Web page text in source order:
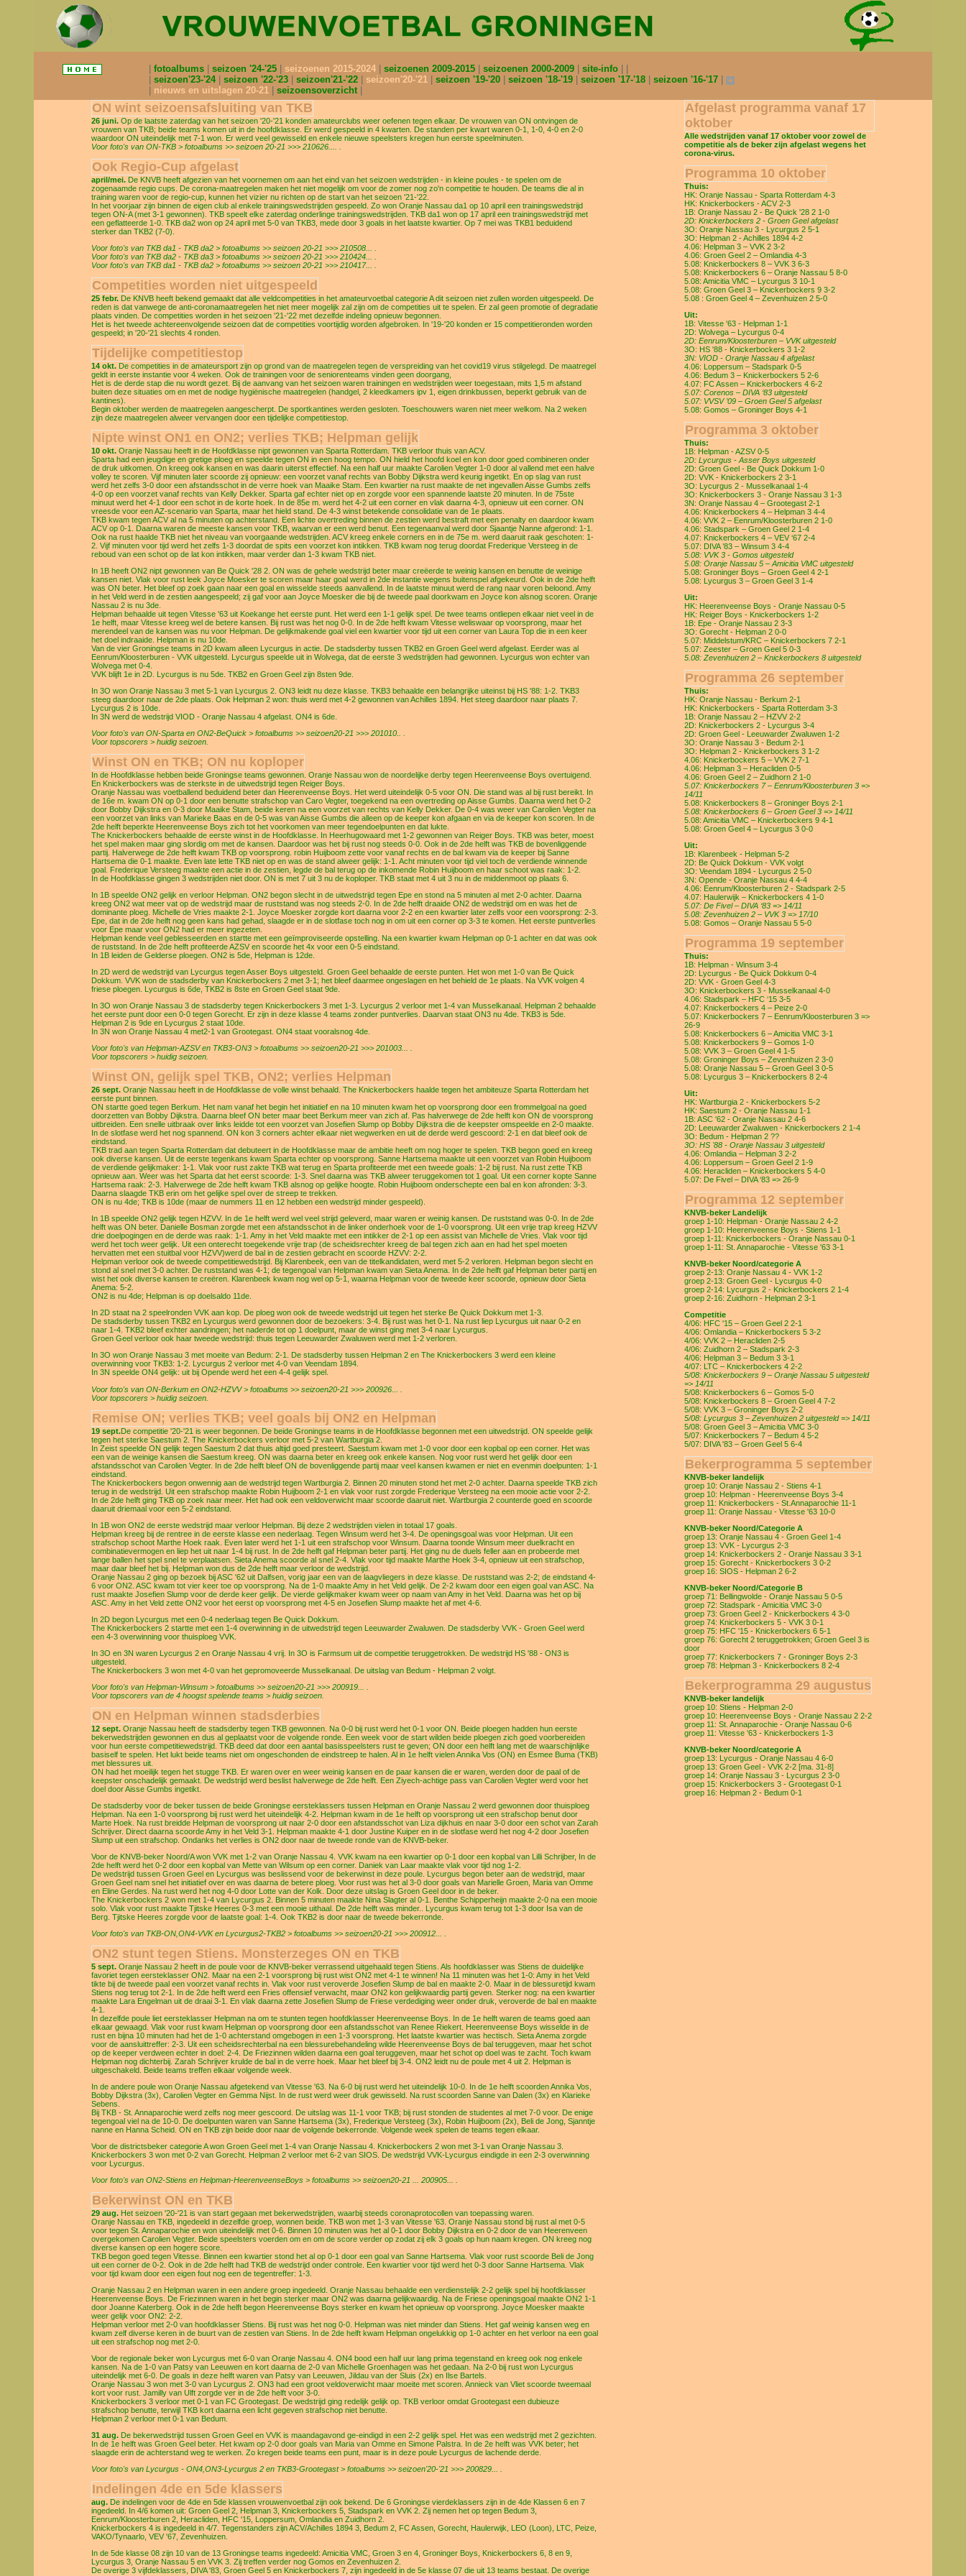
fotoalbums seizoen '24-'25 seizoenen 2015-2024 seizoenen 2009-2015 seizoenen 2000-2009
site-info
seizoen'23-'24
seizoen '22-'23 seizoen'21-'22 seizoen'20-'21 seizoen '19-'20 seizoen '18-'19 seizoen '17-'18
seizoen '16-'17
nieuws en uitslagen 20-21
seizoensoverzicht
ON wint seizoensafsluiting van TKB
26 juni. Op de laatste zaterdag van het seizoen '20-'21 konden amateurclubs weer oefenen tegen elkaar. De vrouwen van ON ontvingen de
vrouwen van TKB; beide teams komen uit in de hoofdklasse. Er werd gespeeld in 4 kwarten. De standen per kwart waren 0-1, 1-0, 4-0 en 2-0
waardoor ON uiteindelijk met 7-1 won. Er werd veel gewisseld en enkele nieuwe speelsters kregen hun eerste speelminuten.
Voor foto's van ON-TKB > fotoalbums >> seizoen 20-21 >>> 210626.... .
Ook Regio-Cup afgelast
april/mei. De KNVB heeft afgezien van het voornemen om aan het eind van het seizoen wedstrijden - in kleine poules - te spelen om de
zogenaamde regio cups. De corona-maatregelen maken het niet mogelijk om voor de zomer nog zo'n competitie te houden. De teams die al in
training waren voor de regio-cup, kunnen het vizier nu richten op de start van het seizoen '21-'22.
In het voorjaar zijn binnen de eigen club al enkele trainingswedstrijden gespeeld. Zo won Oranje Nassau da1 op 10 april een trainingswedstrijd
tegen ON-A (met 3-1 gewonnen). TKB speelt elke zaterdag onderlinge trainingswedstrijden. TKB da1 won op 17 april een trainingswedstrijd met
een geflatteerde 1-0. TKB da2 won op 24 april met 5-0 van TKB3, mede door 3 goals in het laatste kwartier. Op 7 mei was TKB1 beduidend
sterker dan TKB2 (7-0).
Voor foto's van TKB da1 - TKB da2 > fotoalbums >> seizoen 20-21 >>> 210508... .
Voor foto's van TKB da2 - TKB da3 > fotoalbums >> seizoen 20-21 >>> 210424... .
Voor foto's van TKB da1 - TKB da2 > fotoalbums >> seizoen 20-21 >>> 210417... .
Competities worden niet uitgespeeld
25 febr. De KNVB heeft bekend gemaakt dat alle veldcompetities in het amateurvoetbal categorie A dit seizoen niet zullen worden uitgespeeld. De
reden is dat vanwege de anti-coronamaatregelen het niet meer mogelijk zal zijn om de competities uit te spelen. Er zal geen promotie of degradatie
plaats vinden. De competities worden in het seizoen '21-'22 met dezelfde indeling opnieuw begonnen.
Het is het tweede achtereenvolgende seizoen dat de competities voortijdig worden afgebroken. In '19-'20 konden er 15 competitieronden worden
gespeeld; in '20-'21 slechts 4 ronden.
Tijdelijke competitiestop
14 okt. De competities in de amateursport zijn op grond van de maatregelen tegen de verspreiding van het covid19 virus stilgelegd. De maatregel
geldt in eerste instantie voor 4 weken. Ook de trainingen voor de seniorenteams vinden geen doorgang,
Het is de derde stap die nu wordt gezet. Bij de aanvang van het seizoen waren trainingen en wedstrijden weer toegestaan, mits 1,5 m afstand
buiten deze situaties om en met de nodige hygiënische maatregelen (handgel, 2 kleedkamers ipv 1, eigen drinkbussen, beperkt gebruik van de
kantines).
Begin oktober werden de maatregelen aangescherpt. De sportkantines werden gesloten. Toeschouwers waren niet meer welkom. Na 2 weken
zijn deze maatregelen alweer vervangen door een tijdelijke competitiestop.
Nipte winst ON1 en ON2; verlies TKB; Helpman gelijk
10 okt. Oranje Nassau heeft in de Hoofdklasse nipt gewonnen van Sparta Rotterdam. TKB verloor thuis van ACV.
Sparta had een jeugdige en gretige ploeg en speelde tegen ON in een hoog tempo. ON hield het hoofd koel en kon door goed combineren onder
de druk uitkomen. On kreeg ook kansen en was daarin uiterst effectief. Na een half uur maakte Carolien Vegter 1-0 door al vallend met een halve
volley te scoren. Vijf minuten later scoorde zij opnieuw: een voorzet vanaf rechts van Bobby Dijkstra werd keurig ingetikt. En op slag van rust
werd het zelfs 3-0 door een afstandsschot in de verre hoek van Maaike Stam. Een kwartier na rust maakte de net ingevallen Aisse Gumbs zelfs
4-0 op een voorzet vanaf rechts van Kelly Dekker. Sparta gaf echter niet op en zorgde voor een spannende laatste 20 minuten. In de 75ste
minuut werd het 4-1 door een schot in de korte hoek. In de 85e m. werd het 4-2 uit een corner en vlak daarna 4-3, opnieuw uit een corner. ON
vreesde voor een AZ-scenario van Sparta, maar het hield stand. De 4-3 winst betekende consolidatie van de 1e plaats.
TKB kwam tegen ACV al na 5 minuten op achterstand. Een lichte overtreding binnen de zestien werd bestraft met een penalty en daardoor kwam
ACV op 0-1. Daarna waren de meeste kansen voor TKB, waarvan er een werd benut. Een tegenaanval werd door Sjaantje Nanne afgerond: 1-1.
Ook na rust haalde TKB niet het niveau van voorgaande wedstrijden. ACV kreeg enkele corners en in de 75e m. werd daaruit raak geschoten: 1-
2. Vijf minuten voor tijd werd het zelfs 1-3 doordat de spits een voorzet kon intikken. TKB kwam nog terug doordat Frederique Versteeg in de
reboud van een schot op de lat kon intikken, maar verder dan 1-3 kwam TKB niet.
In 1B heeft ON2 nipt gewonnen van Be Quick '28 2. ON was de gehele wedstrijd beter maar creëerde te weinig kansen en benutte de weinige
kansen niet. Vlak voor rust leek Joyce Moesker te scoren maar haar goal werd in 2de instantie wegens buitenspel afgekeurd. Ook in de 2de helft
was ON beter. Het bleef op zoek gaan naar een goal en wisselde steeds aanvallend. In de laatste minuut werd de rang naar voren beloond. Amy
in het Veld werd in de zestien aangespeeld; zij gaf voor aan Joyce Moesker die bij de tweede paal doorkwam en Joyce kon alsnog scoren. Oranje
Nassau 2 is nu 3de.
Helpman behaalde uit tegen Vitesse '63 uit Koekange het eerste punt. Het werd een 1-1 gelijk spel. De twee teams ontliepen elkaar niet veel in de
1e helft, maar Vitesse kreeg wel de betere kansen. Bij rust was het nog 0-0. In de 2de helft kwam Vitesse weliswaar op voorsprong, maar het
merendeel van de kansen was nu voor Helpman. De gelijkmakende goal viel een kwartier voor tijd uit een corner van Laura Top die in een keer
het doel indraaide. Helpman is nu 10de.
Van de vier Groningse teams in 2D kwam alleen Lycurgus in actie. De stadsderby tussen TKB2 en Groen Geel werd afgelast. Eerder was al
Eenrum/Kloosterburen - VVK uitgesteld. Lycurgus speelde uit in Wolvega, dat de eerste 3 wedstrijden had gewonnen. Lycurgus won echter van
Wolvega met 0-4.
VVK blijft 1e in 2D. Lycurgus is nu 5de. TKB2 en Groen Geel zijn 8sten 9de.
In 3O won Oranje Nassau 3 met 5-1 van Lycurgus 2. ON3 leidt nu deze klasse. TKB3 behaalde een belangrijke uiteinst bij HS '88: 1-2. TKB3
steeg daardoor naar de 2de plaats. Ook Helpman 2 won: thuis werd met 4-2 gewonnen van Achilles 1894. Het steeg daardoor naar plaats 7.
Lycurgus 2 is 10de.
In 3N werd de wedstrijd VIOD - Oranje Nassau 4 afgelast. ON4 is 6de.
Voor foto's van ON-Sparta en ON2-BeQuick > fotoalbums >> seizoen20-21 >>> 201010.. .
Voor topscorers > huidig seizoen.
Winst ON en TKB; ON nu koploper
In de Hoofdklasse hebben beide Groningse teams gewonnen. Oranje Nassau won de noordelijke derby tegen Heerenveense Boys overtuigend.
En Knickerbockers was de sterkste in de uitwedstrijd tegen Reiger Boys.
Oranje Nassau was voetballend beduidend beter dan Heerenveense Boys. Het werd uiteindelijk 0-5 voor ON. Die stand was al bij rust bereikt. In
de 16e m. kwam ON op 0-1 door een benutte strafschop van Caro Vegter, toegekend na een overtreding op Aisse Gumbs. Daarna werd het 0-2
door Bobby Dijkstra en 0-3 door Maaike Stam, beide keren na een voorzet van rechts van Kelly Dekker. De 0-4 was weer van Carolien Vegter na
een voorzet van links van Marieke Baas en de 0-5 was van Aisse Gumbs die alleen op de keeper kon afgaan en via de keeper kon scoren. In de
2de helft beperkte Heerenveense Boys zich tot het voorkomen van meer tegendoelpunten en dat lukte.
The Knickerbockers behaalde de eerste winst in de Hoofdklasse. In Heerhugowaard met 1-2 gewonnen van Reiger Boys. TKB was beter, moest
het spel maken maar ging slordig om met de kansen. Daardoor was het bij rust nog steeds 0-0. Ook in de 2de helft was TKB de bovenliggende
partij. Halverwege de 2de helft kwam TKB op voorsprong. robin Huijboom zette voor vanaf rechts en de bal kwam via de keeper bij Sanne
Hartsema die 0-1 maakte. Even late lette TKB niet op en was de stand alweer gelijk: 1-1. Acht minuten voor tijd viel toch de verdiende winnende
goal. Frederique Versteeg maakte een actie in de zestien, legde de bal terug op de inkomende Robin Huijboom en haar schoot was raak: 1-2.
In de Hoofdklasse gingen 3 wedstrijden niet door. ON is met 7 uit 3 nu de koploper. TKB staat met 4 uit 3 nu in de middenmoot op plaats 6.
In 1B speelde ON2 gelijk en verloor Helpman. ON2 begon slecht in de uitwedstrijd tegen Epe en stond na 5 minuten al met 2-0 achter. Daarna
kreeg ON2 wat meer vat op de wedstrijd maar de ruststand was nog steeds 2-0. In de 2de helft draaide ON2 de wedstrijd om en was het de
dominante ploeg. Michelle de Vries maakte 2-1. Joyce Moesker zorgde kort daarna voor 2-2 en een kwartier later zelfs voor een voorsprong: 2-3.
Epe, dat in de 2de helft nog geen kans had gehad, slaagde er in de slotfase toch nog in om uit een corner op 3-3 te komen. Het eerste puntverlies
voor Epe maar voor ON2 had er meer ingezeten.
Helpman kende veel geblesseerden en startte met een geïmproviseerde opstelling. Na een kwartier kwam Helpman op 0-1 achter en dat was ook
de ruststand. In de 2de helft profiteerde AZSV en scoorde het 4x voor een 0-5 eindstand.
In 1B leiden de Gelderse ploegen. ON2 is 5de, Helpman is 12de.
In 2D werd de wedstrijd van Lycurgus tegen Asser Boys uitgesteld. Groen Geel behaalde de eerste punten. Het won met 1-0 van Be Quick
Dokkum. VVK won de stadsderby van Knickerbockers 2 met 3-1; het bleef daarmee ongeslagen en het behield de 1e plaats. Na VVK volgen 4
friese ploegen. Lycurgus is 6de, TKB2 is 8ste en Groen Geel staat 9de.
In 3O won Oranje Nassau 3 de stadsderby tegen Knickerbockers 3 met 1-3. Lycurgus 2 verloor met 1-4 van Musselkanaal. Helpman 2 behaalde
het eerste punt door een 0-0 tegen Gorecht. Er zijn in deze klasse 4 teams zonder puntverlies. Daarvan staat ON3 nu 4de. TKB3 is 5de.
Helpman 2 is 9de en Lycurgus 2 staat 10de.
In 3N won Oranje Nassau 4 met2-1 van Grootegast. ON4 staat vooralsnog 4de.
Voor foto's van Helpman-AZSV en TKB3-ON3 > fotoalbums >> seizoen20-21 >>> 201003... .
Voor topscorers > huidig seizoen.
Winst ON, gelijk spel TKB, ON2; verlies Helpman
26 sept. Oranje Nassau heeft in de Hoofdklasse de volle winst behaald. The Knickerbockers haalde tegen het ambiteuze Sparta Rotterdam het
eerste punt binnen.
ON startte goed tegen Berkum. Het nam vanaf het begin het initiatief en na 10 minuten kwam het op voorsprong door een frommelgoal na goed
doorzetten van Bobby Dijkstra. Daarna bleef ON beter maar beet Berkum meer van zich af. Pas halverwege de 2de helft kon ON de voorsprong
uitbreiden. Een snelle uitbraak over links leidde tot een voorzet van Josefien Slump op Bobby Dijkstra die de keepster omspeelde en 2-0 maakte.
In de slotfase werd het nog spannend. ON kon 3 corners achter elkaar niet wegwerken en uit de derde werd gescoord: 2-1 en dat bleef ook de
eindstand.
TKB trad aan tegen Sparta Rotterdam dat debuteert in de Hoofdklasse maar de ambitie heeft om nog hoger te spelen. TKB begon goed en kreeg
ook diverse kansen. Uit de eerste tegenkans kwam Sparta echter op voorsprong. Sanne Hartsema maakte uit een voorzet van Robin Huijboom
de verdiende gelijkmaker: 1-1. Vlak voor rust zakte TKB wat terug en Sparta profiteerde met een tweede goals: 1-2 bij rust. Na rust zette TKB
opnieuw aan. Weer was het Sparta dat het eerst scoorde: 1-3. Snel daarna was TKB alweer teruggekomen tot 1 goal. Uit een corner kopte Sanne
Hartsema raak: 2-3. Halverwege de 2de helft kwam TKB alsnog op gelijke hoogte. Robin Huijboom onderschepte een bal en kon afronden: 3-3.
Daarna slaagde TKB erin om het gelijke spel over de streep te trekken.
ON is nu 4de; TKB is 10de (maar de nummers 11 en 12 hebben een wedstrijd minder gespeeld).
In 1B speelde ON2 gelijk tegen HZVV. In de 1e helft werd wel veel strijd geleverd, maar waren er weinig kansen. De ruststand was 0-0. In de 2de
helft was ON beter. Danielle Bosman zorgde met een afstandsschot in de linker onderhoek voor de 1-0 voorsprong. Uit een vrije trap kreeg HZVV
drie doelpogingen en de derde was raak: 1-1. Amy in het Veld maakte met een intikker de 2-1 op een assist van Michelle de Vries. Vlak voor tijd
werd het toch weer gelijk. Uit een onterecht toegekende vrije trap (de scheidsrechter kreeg de bal tegen zich aan en had het spel moeten
hervatten met een stuitbal voor HZVV)werd de bal in de zestien gebracht en scoorde HZVV: 2-2.
Helpman verloor ook de tweede competitiewedstrijd. Bij Klarenbeek, een van de titelkandidaten, werd met 5-2 verloren. Helpman begon slecht en
stond al snel met 3-0 achter. De ruststand was 4-1; de tegengoal van Helpman kwam van Sieta Anema. In de 2de helft gaf Helpman beter partij en
wist het ook diverse kansen te creëren. Klarenbeek kwam nog wel op 5-1, waarna Helpman voor de tweede keer scoorde, opnieuw door Sieta
Anema: 5-2.
ON2 is nu 4de; Helpman is op doelsaldo 11de.
In 2D staat na 2 speelronden VVK aan kop. De ploeg won ook de tweede wedstrijd uit tegen het sterke Be Quick Dokkum met 1-3.
De stadsderby tussen TKB2 en Lycurgus werd gewonnen door de bezoekers: 3-4. Bij rust was het 0-1. Na rust liep Lycurgus uit naar 0-2 en
naar 1-4. TKB2 bleef exhter aandringen; het naderde tot op 1 doelpunt, maar de winst ging met 3-4 naar Lycurgus.
Groen Geel verloor ook haar tweede wedstrijd: thuis tegen Leeuwarder Zwaluwen werd met 1-2 verloren.
In 3O won Oranje Nassau 3 met moeite van Bedum: 2-1. De stadsderby tussen Helpman 2 en The Knickerbockers 3 werd een kleine
overwinning voor TKB3: 1-2. Lycurgus 2 verloor met 4-0 van Veendam 1894.
In 3N speelde ON4 gelijk: uit bij Opende werd het een 4-4 gelijk spel.
Voor foto's van ON-Berkum en ON2-HZVV > fotoalbums >> seizoen20-21 >>> 200926... .
Voor topscorers > huidig seizoen.
Remise ON; verlies TKB; veel goals bij ON2 en Helpman
19 sept.De competitie '20-'21 is weer begonnen. De beide Groningse teams in de Hoofdklasse begonnen met een uitwedstrijd. ON speelde gelijk
tegen het sterke Saestum 2. The Knickerbockers verloor met 5-2 van Wartburgia 2.
In Zeist speelde ON gelijk tegen Saestum 2 dat thuis altijd goed presteert. Saestum kwam met 1-0 voor door een kopbal op een corner. Het was
een van de weinige kansen die Saestum kreeg. ON was daarna beter en kreeg ook enkele kansen. Nog voor rust werd het gelijk door een
afstandsschot van Carolien Vegter. In de 2de helft bleef ON de bovenliggende partij maar veel kansen kwamen er niet en evenmin doelpunten: 1-1
eindstand.
The Knickerbockers begon onwennig aan de wedstrijd tegen Wartburgia 2. Binnen 20 minuten stond het met 2-0 achter. Daarna speelde TKB zich
terug in de wedstrijd. Uit een strafschop maakte Robin Huijboom 2-1 en vlak voor rust zorgde Frederique Versteeg na een mooie actie voor 2-2.
In de 2de helft ging TKB op zoek naar meer. Het had ook een veldoverwicht maar scoorde daaruit niet. Wartburgia 2 counterde goed en scoorde
daaruit driemaal voor een 5-2 eindstand.
In 1B won ON2 de eerste wedstrijd maar verloor Helpman. Bij deze 2 wedstrijden vielen in totaal 17 goals.
Helpman kreeg bij de rentree in de eerste klasse een nederlaag. Tegen Winsum werd het 3-4. De openingsgoal was voor Helpman. Uit een
strafschop schoot Marthe Hoek raak. Even later werd het 1-1 uit een strafschop voor Winsum. Daarna toonde Winsum meer duelkracht en
combinatievermogen en liep het uit naar 1-4 bij rust. In de 2de helft gaf Helpman beter partij. Het ging nu de duels feller aan en probeerde met
lange ballen het spel snel te verplaatsen. Sieta Anema scoorde al snel 2-4. Vlak voor tijd maakte Marthe Hoek 3-4, opnieuw uit een strafschop,
maar daar bleef het bij. Helpman won dus de 2de helft maar verloor de wedstrijd.
Oranje Nassau 2 ging op bezoek bij ASC '62 uit Dalfsen, vorig jaar een van de laagvliegers in deze klasse. De ruststand was 2-2; de eindstand 4-
6 voor ON2. ASC kwam tot vier keer toe op voorsprong. Na de 1-0 maakte Amy in het Veld gelijk. De 2-2 kwam door een eigen goal van ASC. Na
rust maakte Josefien Slump voor de derde keer gelijk. De vierde gelijkmaker kwam weer op naam van Amy in het Veld. Daarna was het op bij
ASC. Amy in het Veld zette ON2 voor het eerst op voorsprong met 4-5 en Josefien Slump maakte het af met 4-6.
In 2D begon Lycurgus met een 0-4 nederlaag tegen Be Quick Dokkum.
The Knickerbockers 2 startte met een 1-4 overwinning in de uitwedstrijd tegen Leeuwarder Zwaluwen. De stadsderby VVK - Groen Geel werd
een 4-3 overwinning voor thuisploeg VVK.
In 3O en 3N waren Lycurgus 2 en Oranje Nassau 4 vrij. In 3O is Farmsum uit de competitie teruggetrokken. De wedstrijd HS '88 - ON3 is
uitgesteld.
The Knickerbockers 3 won met 4-0 van het gepromoveerde Musselkanaal. De uitslag van Bedum - Helpman 2 volgt.
Voor foto's van Helpman-Winsum > fotoalbums >> seizoen20-21 >>> 200919... .
Voor topscorers van de 4 hoogst spelende teams > huidig seizoen.
ON en Helpman winnen stadsderbies
12 sept. Oranje Nassau heeft de stadsderby tegen TKB gewonnen. Na 0-0 bij rust werd het 0-1 voor ON. Beide ploegen hadden hun eerste
bekerwedstrijden gewonnen en dus al geplaatst voor de volgende ronde. Een week voor de start wilden beide ploegen zich goed voorbereiden
voor hun eerste competitiewedstrijd. TKB deed dat door een aantal basisspeelsters rust te geven; ON door een helft lang met de waarschijnlijke
basiself te spelen. Het lukt beide teams niet om ongeschonden de eindstreep te halen. Al in 1e helft vielen Annika Vos (ON) en Esmee Buma (TKB)
met blessures uit.
ON had het moeilijk tegen het stugge TKB. Er waren over en weer weinig kansen en de paar kansen die er waren, werden door de paal of de
keepster onschadelijk gemaakt. De wedstrijd werd beslist halverwege de 2de helft. Een Ziyech-achtige pass van Carolien Vegter werd voor het
doel door Aisse Gumbs ingetikt.
De stadsderby voor de beker tussen de beide Groningse eersteklassers tussen Helpman en Oranje Nassau 2 werd gewonnen door thuisploeg
Helpman. Na een 1-0 voorsprong bij rust werd het uiteindelijk 4-2. Helpman kwam in de 1e helft op voorsprong uit een strafschop benut door
Marte Hoek. Na rust breidde Helpman de voorsprong uit naar 2-0 door een afstandsschot van Liza dijkhuis en naar 3-0 door een schot van Zarah
Schrijver. Direct daarna scoorde Amy in het Veld 3-1. Helpman maakte 4-1 door Justine Kuiper en in de slotfase werd het nog 4-2 door Josefien
Slump uit een strafschop. Ondanks het verlies is ON2 door naar de tweede ronde van de KNVB-beker.
Voor de KNVB-beker Noord/A won VVK met 1-2 van Oranje Nassau 4. VVK kwam na een kwartier op 0-1 door een kopbal van Lilli Schrijber, In de
2de helft werd het 0-2 door een kopbal van Mette van Wilsum op een corner. Daniek van Laar maakte vlak voor tijd nog 1-2.
De wedstrijd tussen Groen Geel en Lycurgus was beslissend voor de bekerwinst in deze poule. Lycurgus begon beter aan de wedstrijd, maar
Groen Geel nam snel het initiatief over en was daarna de betere ploeg. Voor rust was het al 3-0 door goals van Marielle Groen, Maria van Omme
en Eline Gerdes. Na rust werd het nog 4-0 door Lotte van der Kolk. Door deze uitslag is Groen Geel door in de beker.
The Knickerbockers 2 won met 1-4 van Lycurgus 2. Binnen 5 minuten maakte Nina Slagter al 0-1. Benthe Schipperheijn maakte 2-0 na een mooie
solo. Vlak voor rust maakte Tjitske Heeres 0-3 met een mooie uithaal. De 2de helft was minder.. Lycurgus kwam terug tot 1-3 door Isa van de
Berg. Tjitske Heeres zorgde voor de laatste goal: 1-4. Ook TKB2 is door naar de tweede bekerronde.
Voor foto's van TKB-ON,ON4-VVK en Lycurgus2-TKB2 > fotoalbums >> seizoen20-21 >>> 200912... .
ON2 stunt tegen Stiens. Monsterzeges ON en TKB
5 sept. Oranje Nassau 2 heeft in de poule voor de KNVB-beker verrassend uitgehaald tegen Stiens. Als hoofdklasser was Stiens de duidelijke
favoriet tegen eersteklasser ON2. Maar na een 2-1 voorsprong bij rust wist ON2 met 4-1 te winnen! Na 11 minuten was het 1-0: Amy in het Veld
tikte bij de tweede paal een voorzet vanaf rechts in. Vlak voor rust veroverde Josefien Slump de bal en maakte 2-0. Maar in de blessuretijd kwam
Stiens nog terug tot 2-1. In de 2de helft werd een Fries offensief verwacht, maar ON2 kon gelijkwaardig partij geven. Sterker nog: na een kwartier
maakte Lara Engelman uit de draai 3-1. En vlak daarna zette Josefien Slump de Friese verdediging weer onder druk, veroverde de bal en maakte
4-1.
In dezelfde poule liet eersteklasser Helpman na om te stunten tegen hoofdklasser Heerenveense Boys. In de 1e helft waren de teams goed aan
elkaar gewaagd. Vlak voor rust kwam Helpman op voorsprong door een afstandsschot van Renee Riekert. Heerenveense Boys wisselde in de
rust en bijna 10 minuten had het de 1-0 achterstand omgebogen in een 1-3 voorsprong. Het laatste kwartier was hectisch. Sieta Anema zorgde
voor de aansluittreffer: 2-3. Uit een scheidsrechterbal na een blessurebehandeling wilde Heerenveense Boys de bal teruggeven, maar het schot
op de keeper verdween echter in doel: 2-4. De Friezinnen wilden daarna een goal teruggeven, maar het schot op doel was te zacht. Toch kwam
Helpman nog dichterbij. Zarah Schrijver krulde de bal in de verre hoek. Maar het bleef bij 3-4. ON2 leidt nu de poule met 4 uit 2. Helpman is
uitgeschakeld. Beide teams treffen elkaar volgende week.
In de andere poule won Oranje Nassau afgetekend van Vitesse '63. Na 6-0 bij rust werd het uiteindelijk 10-0. In de 1e helft scoorden Annika Vos,
Bobby Dijkstra (3x), Carolien Vegter en Gemma Nijst. In de rust werd weer druk gewisseld. Na rust scoorden Sanne van Dalen (3x) en Klarieke
Sebens.
Bij TKB - St. Annaparochie werd zelfs nog meer gescoord. De uitslag was 11-1 voor TKB; bij rust stonden de studentes al met 7-0 voor. De enige
tegengoal viel na de 10-0. De doelpunten waren van Sanne Hartsema (3x), Frederique Versteeg (3x), Robin Huijboom (2x), Beli de Jong, Sjanntje
nanne en Hanna Scheid. ON en TKB zijn beide door naar de volgende bekerronde. Volgende week spelen de teams tegen elkaar.
Voor de districtsbeker categorie A won Groen Geel met 1-4 van Oranje Nassau 4. Knickerbockers 2 won met 3-1 van Oranje Nassau 3.
Knickerbockers 3 won met 0-2 van Gorecht. Helpman 2 verloor met 6-2 van SIOS. De wedstrijd VVK-Lycurgus eindigde in een 2-3 overwinning
voor Lycurgus.
Voor foto's van ON2-Stiens en Helpman-HeerenveenseBoys > fotoalbums >> seizoen20-21 ... 200905... .
Bekerwinst ON en TKB
29 aug. Het seizoen '20-'21 is van start gegaan met bekerwedstrijden, waarbij steeds coronaprotocollen van toepassing waren.
Oranje Nassau en TKB, ingedeeld in dezelfde groep, wonnen beide. TKB won met 1-3 van Vitesse '63. Oranje Nassau stond bij rust al met 0-5
voor tegen St. Annaparochie en won uiteindelijk met 0-6. Binnen 10 minuten was het al 0-1 door Bobby Dijkstra en 0-2 door de van Heerenveen
overgekomen Carolien Vegter. Beide speelsters voerden om en om de score verder op zodat zij elk 3 goals op hun naam kregen. ON kreeg nog
diverse kansen op een hogere score.
TKB begon goed tegen Vitesse. Binnen een kwartier stond het al op 0-1 door een goal van Sanne Hartsema. Vlak voor rust scoorde Beli de Jong
uit een corner de 0-2. Ook in de 2de helft had TKB de wedstrijd onder controle. Een kwartier voor tijd werd het 0-3 door Sanne Hartsema. Vlak
voor tijd kwam door een eigen fout nog een de tegentreffer: 1-3.
Oranje Nassau 2 en Helpman waren in een andere groep ingedeeld. Oranje Nassau behaalde een verdienstelijk 2-2 gelijk spel bij hoofdklasser
Heerenveense Boys. De Friezinnen waren in het begin sterker maar ON2 was daarna gelijkwaardig. Na de Friese openingsgoal maakte ON2 1-1
door Joanne Katerberg. Ook in de 2de helft begon Heerenveense Boys sterker en kwam het opnieuw op voorsprong. Joyce Moesker maakte
weer gelijk voor ON2: 2-2.
Helpman verloor met 2-0 van hoofdklasser Stiens. Bij rust was het nog 0-0. Helpman was niet minder dan Stiens. Het gaf weinig kansen weg en
kwam zelf diverse keren in de buurt van de zestien van Stiens. In de 2de helft kwam Helpman ongelukkig op 1-0 achter en het verloor na een goal
uit een strafschop nog met 2-0.
Voor de regionale beker won Lycurgus met 6-0 van Oranje Nassau 4. ON4 bood een half uur lang prima tegenstand en kreeg ook nog enkele
kansen. Na de 1-0 van Patsy van Leeuwen en kort daarna de 2-0 van Michelle Groenhagen was het gedaan. Na 2-0 bij rust won Lycurgus
uiteindelijk met 6-0. De goals in deze helft waren van Patsy van Leeuwen, Jildau van der Sluis (2x) en Ilse Bartels.
Oranje Nassau 3 won met 3-0 van Lycurgus 2. ON3 had een groot veldoverwicht maar moeite met scoren. Annieck van Vliet scoorde tweemaal
kort voor rust. Jamilly van Ulft zorgde ver in de 2de helft voor 3-0.
Knickerbockers 3 verloor met 0-1 van FC Grootegast. De wedstrijd ging redelijk gelijk op. TKB verloor omdat Grootegast een dubieuze
strafschop benutte, terwijl TKB kort daarna een licht gegeven strafschop niet benutte.
Helpman 2 verloor met 0-1 van Bedum.
31 aug. De bekerwedstrijd tussen Groen Geel en VVK is maandagavond ge-eindigd in een 2-2 gelijk spel. Het was een wedstrijd met 2 gezichten.
In de 1e helft was Groen Geel beter. Het kwam op 2-0 door goals van Maria van Omme en Simone Palstra. In de 2e helft was VVK beter; het
slaagde erin de achterstand weg te werken. Zo kregen beide teams een punt, maar is in deze poule Lycurgus de lachende derde.
Voor foto's van Lycurgus - ON4,ON3-Lycurgus 2 en TKB3-Grootegast > fotoalbums >> seizoen'20-'21 >>> 200829... .
Indelingen 4de en 5de klassers
aug. De indelingen voor de 4de en 5de klassen vrouwenvoetbal zijn ook bekend. De 6 Groningse vierdeklassers zijn in de 4de Klassen 6 en 7
ingedeeld. In 4/6 komen uit: Groen Geel 2, Helpman 3, Knickerbockers 5, Stadspark en VVK 2. Zij nemen het op tegen Bedum 3,
Eenrum/Kloosterburen 2, Heracliden, HFC '15, Loppersum, Omlandia en Zuidhorn 2.
Knickerbockers 4 is ingedeeld in 4/7. Tegenstanders zijn ACV/Achilles 1894 3, Bedum 2, FC Assen, Gorecht, Haulerwijk, LEO (Loon), LTC, Peize,
VAKO/Tynaarlo, VEV '67, Zevenhuizen.
In de 5de klasse 08 zijn 10 van de 13 Groningse teams ingedeeld: Amicitia VMC, Groen 3 en 4, Groninger Boys, Knickerbockers 6, 8 en 9,
Lycurgus 3, Oranje Nassau 5 en VVK 3. Zij treffen verder nog Gomos en Zevenhuizen 2.
De overige 3 vijfdeklassers, DIVA '83, Groen Geel 5 en Knickerbockers 7, zijn ingedeeld in de 5e klasse 07 die uit 13 teams bestaat. De overige
Afgelast programma vanaf 17
oktober
Alle wedstrijden vanaf 17 oktober voor zowel de
competitie als de beker zijn afgelast wegens het
corona-virus.
Programma 10 oktober
Thuis:
HK: Oranje Nassau - Sparta Rotterdam 4-3
HK: Knickerbockers - ACV 2-3
1B: Oranje Nassau 2 - Be Quick '28 2 1-0
2D: Knickerbockers 2 - Groen Geel afgelast
3O: Oranje Nassau 3 - Lycurgus 2 5-1
3O: Helpman 2 - Achilles 1894 4-2
4.06: Helpman 3 – VVK 2 3-2
4.06: Groen Geel 2 – Omlandia 4-3
5.08: Knickerbockers 8 – VVK 3 6-3
5.08: Knickerbockers 6 – Oranje Nassau 5 8-0
5.08: Amicitia VMC – Lycurgus 3 10-1
5.08: Groen Geel 3 – Knickerbockers 9 3-2
5.08 : Groen Geel 4 – Zevenhuizen 2 5-0
Uit:
1B: Vitesse '63 - Helpman 1-1
2D: Wolvega – Lycurgus 0-4
2D: Eenrum/Kloosterburen – VVK uitgesteld
3O: HS '88 - Knickerbockers 3 1-2
3N: VIOD - Oranje Nassau 4 afgelast
4.06: Loppersum – Stadspark 0-5
4.06: Bedum 3 – Knickerbockers 5 2-6
4.07: FC Assen – Knickerbockers 4 6-2
5.07: Corenos – DIVA ‘83 uitgesteld
5.07: VVSV ’09 – Groen Geel 5 afgelast
5.08: Gomos – Groninger Boys 4-1
Programma 3 oktober
Thuis:
1B: Helpman - AZSV 0-5
2D: Lycurgus - Asser Boys uitgesteld
2D: Groen Geel - Be Quick Dokkum 1-0
2D: VVK - Knickerbockers 2 3-1
3O: Lycurgus 2 - Musselkanaal 1-4
3O: Knickerbockers 3 - Oranje Nassau 3 1-3
3N: Oranje Nassau 4 – Grootegast 2-1
4.06: Knickerbockers 4 – Helpman 3 4-4
4.06: VVK 2 – Eenrum/Kloosterburen 2 1-0
4.06: Stadspark – Groen Geel 2 1-4
4.07: Knickerbockers 4 – VEV ‘67 2-4
5.07: DIVA ’83 – Winsum 3 4-4
5.08: VVK 3 - Gomos uitgesteld
5.08: Oranje Nassau 5 – Amicitia VMC uitgesteld
5.08: Groninger Boys – Groen Geel 4 2-1
5.08: Lycurgus 3 – Groen Geel 3 1-4
Uit:
HK: Heerenveense Boys - Oranje Nassau 0-5
HK: Reiger Boys - Knickerbockers 1-2
1B: Epe - Oranje Nassau 2 3-3
3O: Gorecht - Helpman 2 0-0
5.07: Middelstum/KRC – Knickerbockers 7 2-1
5.07: Zeester – Groen Geel 5 0-3
5.08: Zevenhuizen 2 – Knickerbockers 8 uitgesteld
Programma 26 september
Thuis:
HK: Oranje Nassau - Berkum 2-1
HK: Knickerbockers - Sparta Rotterdam 3-3
1B: Oranje Nassau 2 – HZVV 2-2
2D: Knickerbockers 2 - Lycurgus 3-4
2D: Groen Geel - Leeuwarder Zwaluwen 1-2
3O: Oranje Nassau 3 - Bedum 2-1
3O: Helpman 2 - Knickerbockers 3 1-2
4.06: Knickerbockers 5 – VVK 2 7-1
4.06: Helpman 3 – Heracliden 0-5
4.06: Groen Geel 2 – Zuidhorn 2 1-0
5.07: Knickerbockers 7 – Eenrum/Kloosterburen 3 =>
14/11
5.08: Knickerbockers 8 – Groninger Boys 2-1
5.08: Knickerbockers 6 – Groen Geel 3 => 14/11
5.08: Amicitia VMC – Knickerbockers 9 4-1
5.08: Groen Geel 4 – Lycurgus 3 0-0
Uit:
1B: Klarenbeek - Helpman 5-2
2D: Be Quick Dokkum - VVK volgt
3O: Veendam 1894 - Lycurgus 2 5-0
3N: Opende - Oranje Nassau 4 4-4
4.06: Eenrum/Kloosterburen 2 - Stadspark 2-5
4.07: Haulerwijk – Knickerbockers 4 1-0
5.07: De Fivel – DIVA ‘83 => 14/11
5.08: Zevenhuizen 2 – VVK 3 => 17/10
5.08: Gomos – Oranje Nassau 5 5-0
Programma 19 september
Thuis:
1B: Helpman - Winsum 3-4
2D: Lycurgus - Be Quick Dokkum 0-4
2D: VVK - Groen Geel 4-3
3O: Knickerbockers 3 - Musselkanaal 4-0
4.06: Stadspark – HFC ‘15 3-5
4.07: Knickerbockers 4 – Peize 2-0
5.07: Knickerbockers 7 – Eenrum/Kloosterburen 3 =>
26-9
5.08: Knickerbockers 6 – Amicitia VMC 3-1
5.08: Knickerbockers 9 – Gomos 1-0
5.08: VVK 3 – Groen Geel 4 1-5
5.08: Groninger Boys – Zevenhuizen 2 3-0
5.08: Oranje Nassau 5 – Groen Geel 3 0-5
5.08: Lycurgus 3 – Knickerbockers 8 2-4
Uit:
HK: Wartburgia 2 - Knickerbockers 5-2
HK: Saestum 2 - Oranje Nassau 1-1
1B: ASC '62 - Oranje Nassau 2 4-6
2D: Leeuwarder Zwaluwen - Knickerbockers 2 1-4
3O: Bedum - Helpman 2 ??
3O: HS '88 - Oranje Nassau 3 uitgesteld
4.06: Omlandia – Helpman 3 2-2
4.06: Loppersum – Groen Geel 2 1-9
4.06: Heracliden – Knickerbockers 5 4-0
5.07: De Fivel – DIVA ‘83 => 26-9
Programma 12 september
KNVB-beker Landelijk
groep 1-10: Helpman - Oranje Nassau 2 4-2
groep 1-10: Heerenveense Boys - Stiens 1-1
groep 1-11: Knickerbockers - Oranje Nassau 0-1
groep 1-11: St. Annaparochie - Vitesse '63 3-1
KNVB-beker Noord/categorie A
groep 2-13: Oranje Nassau 4 - VVK 1-2
groep 2-13: Groen Geel - Lycurgus 4-0
groep 2-14: Lycurgus 2 - Knickerbockers 2 1-4
groep 2-16: Zuidhorn - Helpman 2 3-1
Competitie
4/06: HFC '15 – Groen Geel 2 2-1
4/06: Omlandia – Knickerbockers 5 3-2
4/06: VVK 2 – Heracliden 2-5
4/06: Zuidhorn 2 – Stadspark 2-3
4/06: Helpman 3 – Bedum 3 3-1
4/07: LTC – Knickerbockers 4 2-2
5/08: Knickerbockers 9 – Oranje Nassau 5 uitgesteld
=> 14/11
5/08: Knickerbockers 6 – Gomos 5-0
5/08: Knickerbockers 8 – Groen Geel 4 7-2
5/08: VVK 3 – Groninger Boys 2-2
5/08: Lycurgus 3 – Zevenhuizen 2 uitgesteld => 14/11
5/08: Groen Geel 3 – Amicitia VMC 3-0
5/07: Knickerbockers 7 – Bedum 4 5-2
5/07: DIVA '83 – Groen Geel 5 6-4
Bekerprogramma 5 september
KNVB-beker landelijk
groep 10: Oranje Nassau 2 - Stiens 4-1
groep 10: Helpman - Heerenveense Boys 3-4
groep 11: Knickerbockers - St.Annaparochie 11-1
groep 11: Oranje Nassau - Vitesse '63 10-0
KNVB-beker Noord/Categorie A
groep 13: Oranje Nassau 4 - Groen Geel 1-4
groep 13: VVK - Lycurgus 2-3
groep 14: Knickerbockers 2 - Oranje Nassau 3 3-1
groep 15: Gorecht - Knickerbockers 3 0-2
groep 16: SIOS - Helpman 2 6-2
KNVB-beker Noord/Categorie B
groep 71: Bellingwolde - Oranje Nassau 5 0-5
groep 72: Stadspark - Amicitia VMC 3-0
groep 73: Groen Geel 2 - Knickerbockers 4 3-0
groep 74: Knickerbockers 5 - VVK 3 0-1
groep 75: HFC '15 - Knickerbockers 6 5-1
groep 76: Gorecht 2 teruggetrokken; Groen Geel 3 is
door
groep 77: Knickerbockers 7 - Groninger Boys 2-3
groep 78: Helpman 3 - Knickerbockers 8 2-4
Bekerprogramma 29 augustus
KNVB-beker landelijk
groep 10: Stiens - Helpman 2-0
groep 10: Heerenveense Boys - Oranje Nassau 2 2-2
groep 11: St. Annaparochie - Oranje Nassau 0-6
groep 11: Vitesse '63 - Knickerbockers 1-3
KNVB-beker Noord/categorie A
groep 13: Lycurgus - Oranje Nassau 4 6-0
groep 13: Groen Geel - VVK 2-2 [ma. 31-8]
groep 14: Oranje Nassau 3 - Lycurgus 2 3-0
groep 15: Knickerbockers 3 - Grootegast 0-1
groep 16: Helpman 2 - Bedum 0-1